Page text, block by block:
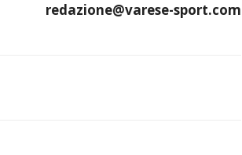
redazione@varese-sport.com